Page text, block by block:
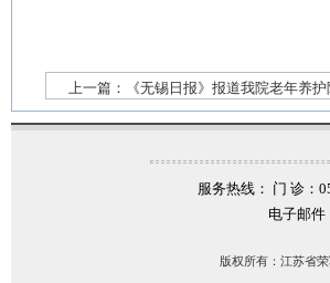
上一篇： 《无锡日报》报道我院老年养
服务热线： 门 诊：
电子邮件
版权所有：江苏省